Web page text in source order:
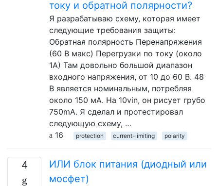
току и обратной полярности?
Я разрабатываю схему, которая имеет
следующие требования защиты:
Обратная полярность Перенапряжения
(60 В макс) Перегрузки по току (около
1А) Там довольно большой диапазон
входного напряжения, от 10 до 60 В. 48
В является номинальным, потребляя
около 150 мА. На 10vin, он рисует грубо
750mA. Я сделал и протестировал
следующую схему, …
16
protection current-limiting polarity
4
ИЛИ блок питания (диодный или
мосфет)